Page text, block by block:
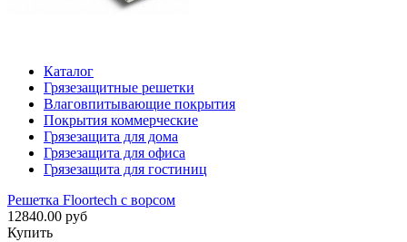
Каталог
Грязезащитные решетки
Влаговпитывающие покрытия
Покрытия коммерческие
Грязезащита для дома
Грязезащита для офиса
Грязезащита для гостиниц
Решетка Floortech с ворсом
12840.00 руб
Купить